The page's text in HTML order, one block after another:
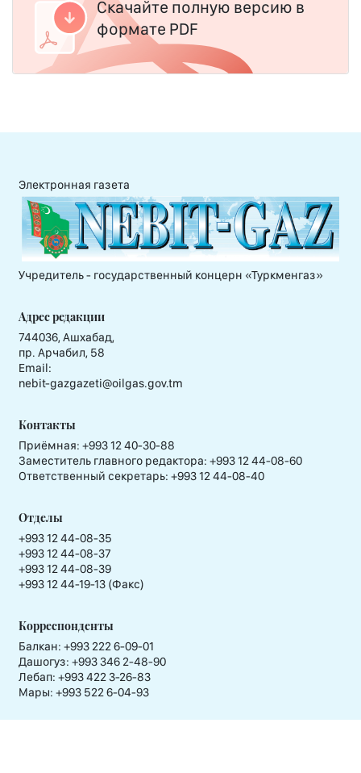
Скачайте полную версию в
формате PDF
Электронная газета
Учредитель - государственный концерн «Туркменгаз»
Адрес редакции
744036, Ашхабад,
пр. Арчабил, 58
Email:
nebit-gazgazeti@oilgas.gov.tm
Контакты
Приёмная: +993 12 40-30-88
Заместитель главного редактора: +993 12 44-08-60
Ответственный секретарь: +993 12 44-08-40
Отделы
+993 12 44-08-35
+993 12 44-08-37
+993 12 44-08-39
+993 12 44-19-13 (Факс)
Корреспонденты
Балкан: +993 222 6-09-01
Дашогуз: +993 346 2-48-90
Лебап: +993 422 3-26-83
Мары: +993 522 6-04-93